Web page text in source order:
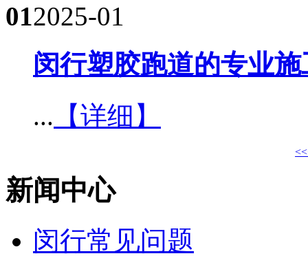
012025-01
闵行塑胶跑道的专业
... 【详细】
<<
新闻中心
闵行常见问题